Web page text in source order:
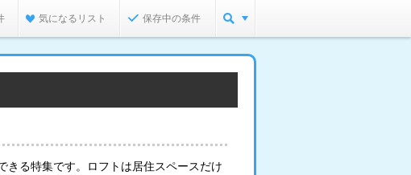
気になるリスト 保存中の条件
きる特集です。ロフトは居住スペースだけ